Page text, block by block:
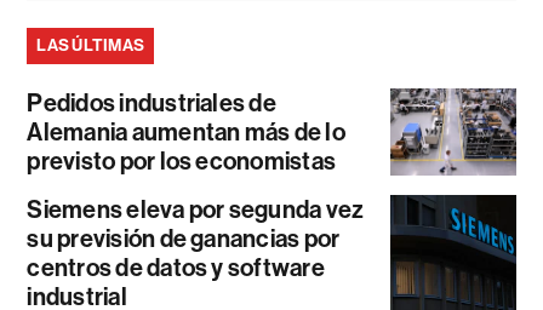
LAS ÚLTIMAS
Pedidos industriales de
Alemania aumentan más de lo
previsto por los economistas
Siemens eleva por segunda vez
su previsión de ganancias por
centros de datos y software
industrial